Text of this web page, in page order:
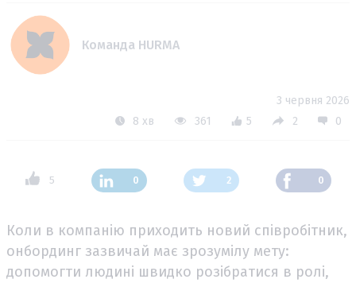
Команда HURMA
3 червня 2026
8 хв
361 5 2 0
5 0 2 0
Коли в компанію приходить новий співробітник,
онбординг зазвичай має зрозумілу мету:
допомогти людині швидко розібратися в ролі,